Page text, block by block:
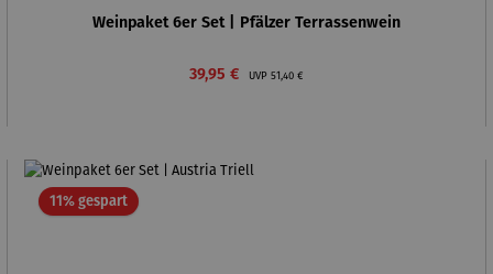
Weinpaket 6er Set | Pfälzer Terrassenwein
Verkaufspreis:
39,95 € UVP Regulärer Preis:
51,40 €
11% gespartRabatt